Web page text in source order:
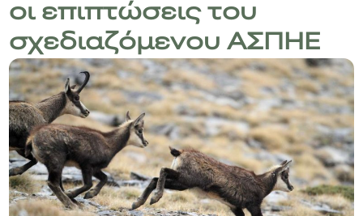
οι επιπτώσεις του
σχεδιαζόμενου ΑΣΠΗΕ